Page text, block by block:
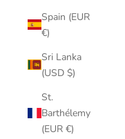
Spain (EUR
€)
Sri Lanka
(USD $)
St.
Barthélemy
(EUR €)